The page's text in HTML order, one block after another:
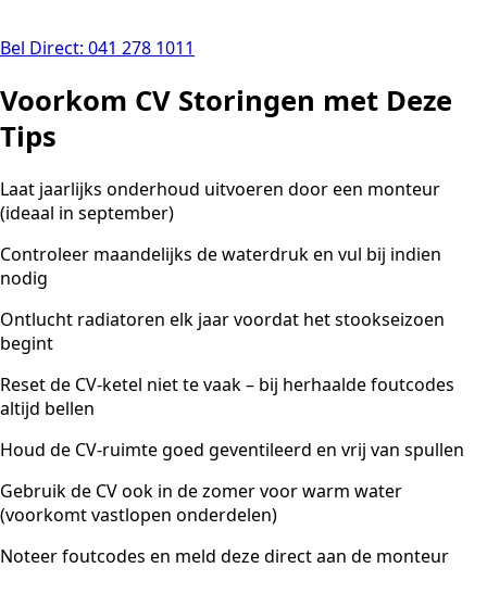
Bel Direct: 041 278 1011
Voorkom CV Storingen met Deze
Tips
Laat jaarlijks onderhoud uitvoeren door een monteur
(ideaal in september)
Controleer maandelijks de waterdruk en vul bij indien
nodig
Ontlucht radiatoren elk jaar voordat het stookseizoen
begint
Reset de CV-ketel niet te vaak – bij herhaalde foutcodes
altijd bellen
Houd de CV-ruimte goed geventileerd en vrij van spullen
Gebruik de CV ook in de zomer voor warm water
(voorkomt vastlopen onderdelen)
Noteer foutcodes en meld deze direct aan de monteur